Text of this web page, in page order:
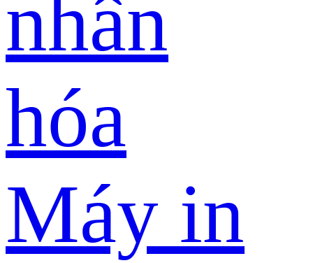
nhân
hóa
Máy in